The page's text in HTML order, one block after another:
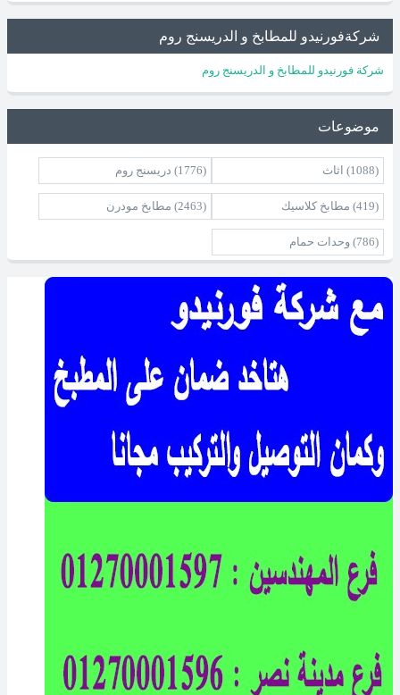
شركةفورنيدو للمطابخ و الدريسنج روم
شركة فورنيدو للمطابخ و الدريسنج روم
موضوعات
اثاث (1088) دريسنج روم (1776)
مطابخ كلاسيك (419) مطابخ مودرن (2463)
وحدات حمام (786)